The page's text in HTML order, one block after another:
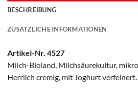
BESCHREIBUNG
ZUSÄTZLICHE INFORMATIONEN
Artikel-Nr. 4527
Milch-Bioland, Milchsäurekultur,
Herrlich cremig, mit Joghurt verfeinert.